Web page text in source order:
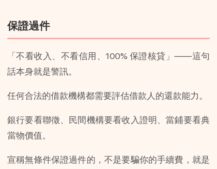
保證過件
「不看收入、不看信用、100% 保證核貸」——這句
話本身就是警訊。
任何合法的借款機構都需要評估借款人的還款能力。
銀行要看聯徵、民間機構要看收入證明、當鋪要看典
當物價值。
宣稱無條件保證過件的，不是要騙你的手續費，就是